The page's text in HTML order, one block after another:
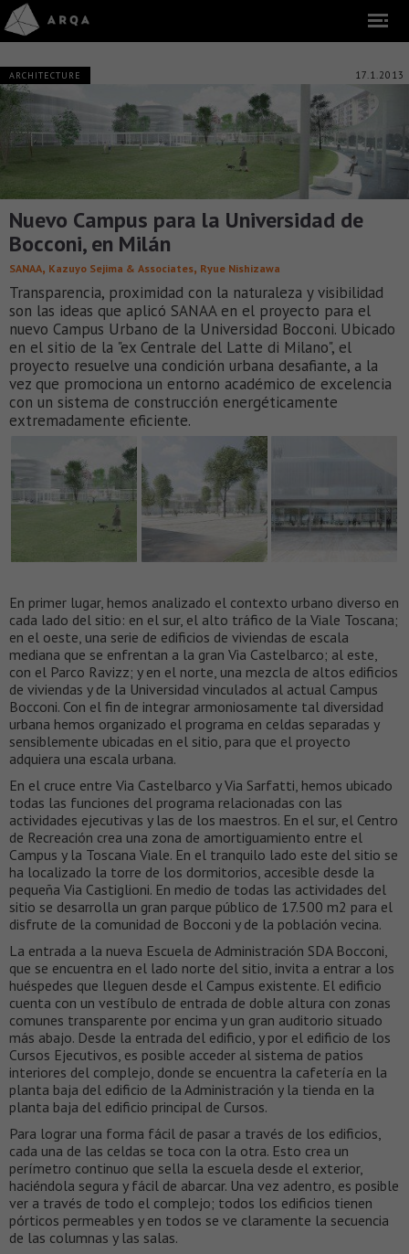
ARCHITECTURE 17.1.2013
Nuevo Campus para la Universidad de
Bocconi, en Milán
SANAA, Kazuyo Sejima & Associates, Ryue Nishizawa
Transparencia, proximidad con la naturaleza y visibilidad
son las ideas que aplicó SANAA en el proyecto para el
nuevo Campus Urbano de la Universidad Bocconi. Ubicado
en el sitio de la "ex Centrale del Latte di Milano", el
proyecto resuelve una condición urbana desafiante, a la
vez que promociona un entorno académico de excelencia
con un sistema de construcción energéticamente
extremadamente eficiente.
En primer lugar, hemos analizado el contexto urbano diverso en
cada lado del sitio: en el sur, el alto tráfico de la Viale Toscana;
en el oeste, una serie de edificios de viviendas de escala
mediana que se enfrentan a la gran Via Castelbarco; al este,
con el Parco Ravizz; y en el norte, una mezcla de altos edificios
de viviendas y de la Universidad vinculados al actual Campus
Bocconi. Con el fin de integrar armoniosamente tal diversidad
urbana hemos organizado el programa en celdas separadas y
sensiblemente ubicadas en el sitio, para que el proyecto
adquiera una escala urbana.
En el cruce entre Via Castelbarco y Via Sarfatti, hemos ubicado
todas las funciones del programa relacionadas con las
actividades ejecutivas y las de los maestros. En el sur, el Centro
de Recreación crea una zona de amortiguamiento entre el
Campus y la Toscana Viale. En el tranquilo lado este del sitio se
ha localizado la torre de los dormitorios, accesible desde la
pequeña Via Castiglioni. En medio de todas las actividades del
sitio se desarrolla un gran parque público de 17.500 m2 para el
disfrute de la comunidad de Bocconi y de la población vecina.
La entrada a la nueva Escuela de Administración SDA Bocconi,
que se encuentra en el lado norte del sitio, invita a entrar a los
huéspedes que lleguen desde el Campus existente. El edificio
cuenta con un vestíbulo de entrada de doble altura con zonas
comunes transparente por encima y un gran auditorio situado
más abajo. Desde la entrada del edificio, y por el edificio de los
Cursos Ejecutivos, es posible acceder al sistema de patios
interiores del complejo, donde se encuentra la cafetería en la
planta baja del edificio de la Administración y la tienda en la
planta baja del edificio principal de Cursos.
Para lograr una forma fácil de pasar a través de los edificios,
cada una de las celdas se toca con la otra. Esto crea un
perímetro continuo que sella la escuela desde el exterior,
haciéndola segura y fácil de abarcar. Una vez adentro, es posible
ver a través de todo el complejo; todos los edificios tienen
pórticos permeables y en todos se ve claramente la secuencia
de las columnas y las salas.